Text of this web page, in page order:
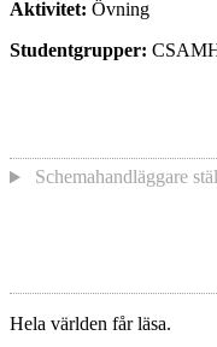
Aktivitet: Övning
Studentgrupper:
Schemahandläggare
Hela världen får läsa.